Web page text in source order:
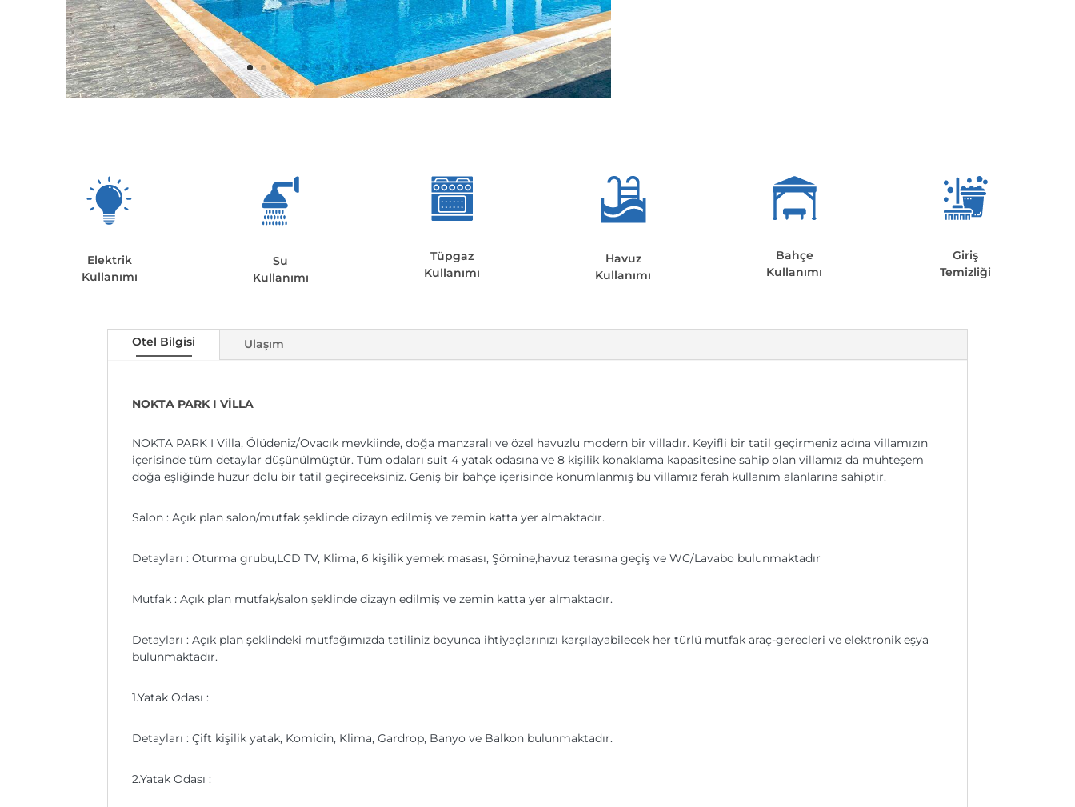
Elektrik
Kullanımı
Su
Kullanımı
Tüpgaz
Kullanımı
Havuz
Kullanımı
Bahçe
Kullanımı
Giriş
Temizliği
Otel Bilgisi Ulaşım
NOKTA PARK I VİLLA
NOKTA PARK I Villa, Ölüdeniz/Ovacık mevkiinde, doğa manzaralı ve özel havuzlu modern bir villadır. Keyifli bir tatil geçirmeniz adına villamızın
içerisinde tüm detaylar düşünülmüştür. Tüm odaları suit 4 yatak odasına ve 8 kişilik konaklama kapasitesine sahip olan villamız da muhteşem
doğa eşliğinde huzur dolu bir tatil geçireceksiniz. Geniş bir bahçe içerisinde konumlanmış bu villamız ferah kullanım alanlarına sahiptir.
Salon : Açık plan salon/mutfak şeklinde dizayn edilmiş ve zemin katta yer almaktadır.
Detayları : Oturma grubu,LCD TV, Klima, 6 kişilik yemek masası, Şömine,havuz terasına geçiş ve WC/Lavabo bulunmaktadır
Mutfak : Açık plan mutfak/salon şeklinde dizayn edilmiş ve zemin katta yer almaktadır.
Detayları : Açık plan şeklindeki mutfağımızda tatiliniz boyunca ihtiyaçlarınızı karşılayabilecek her türlü mutfak araç-gerecleri ve elektronik eşya
bulunmaktadır.
1.Yatak Odası :
Detayları : Çift kişilik yatak, Komidin, Klima, Gardrop, Banyo ve Balkon bulunmaktadır.
2.Yatak Odası :